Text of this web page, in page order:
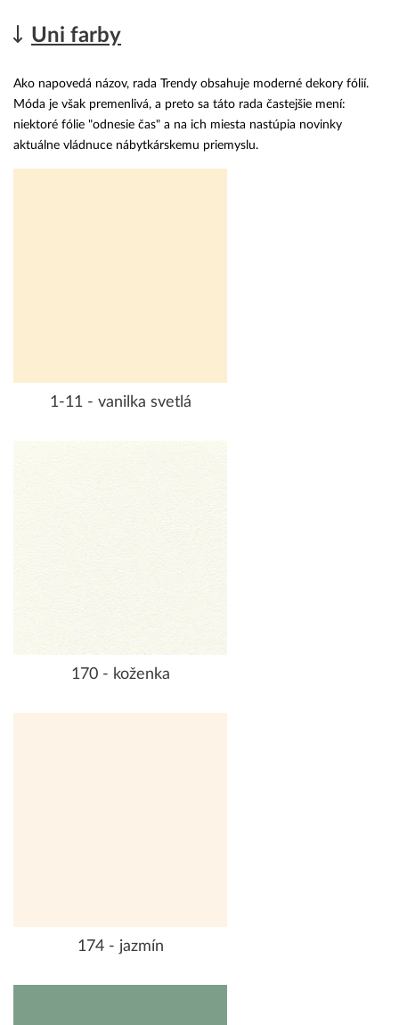
Uni farby
Ako napovedá názov, rada Trendy obsahuje moderné dekory fólií.
Móda je však premenlivá, a preto sa táto rada častejšie mení:
niektoré fólie "odnesie čas" a na ich miesta nastúpia novinky
aktuálne vládnuce nábytkárskemu priemyslu.
1-11 - vanilka svetlá
170 - koženka
174 - jazmín